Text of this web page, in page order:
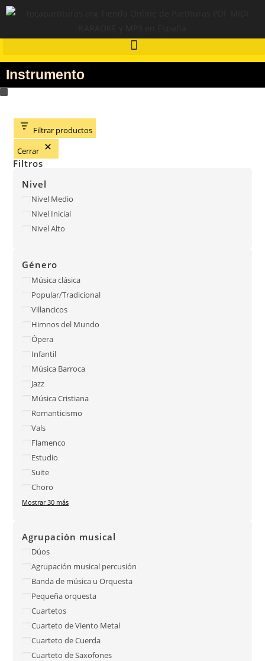
Instrumento
Filtrar productos
Cerrar
Filtros
Nivel
Nivel Medio
Nivel Inicial
Nivel Alto
Género
Música clásica
Popular/Tradicional
Villancicos
Himnos del Mundo
Ópera
Infantil
Música Barroca
Jazz
Música Cristiana
Romanticismo
Vals
Flamenco
Estudio
Suite
Choro
Mostrar 30 más
Agrupación musical
Dúos
Agrupación musical percusión
Banda de música u Orquesta
Pequeña orquesta
Cuartetos
Cuarteto de Viento Metal
Cuarteto de Cuerda
Cuarteto de Saxofones